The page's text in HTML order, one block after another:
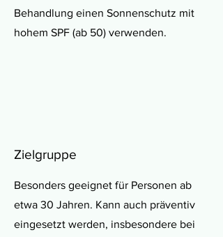
Behandlung einen Sonnenschutz mit
hohem SPF (ab 50) verwenden.
Zielgruppe
Besonders geeignet für Personen ab
etwa 30 Jahren. Kann auch präventiv
eingesetzt werden, insbesondere bei